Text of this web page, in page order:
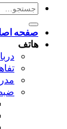
جستجو
برای:
صفحه
هاتف